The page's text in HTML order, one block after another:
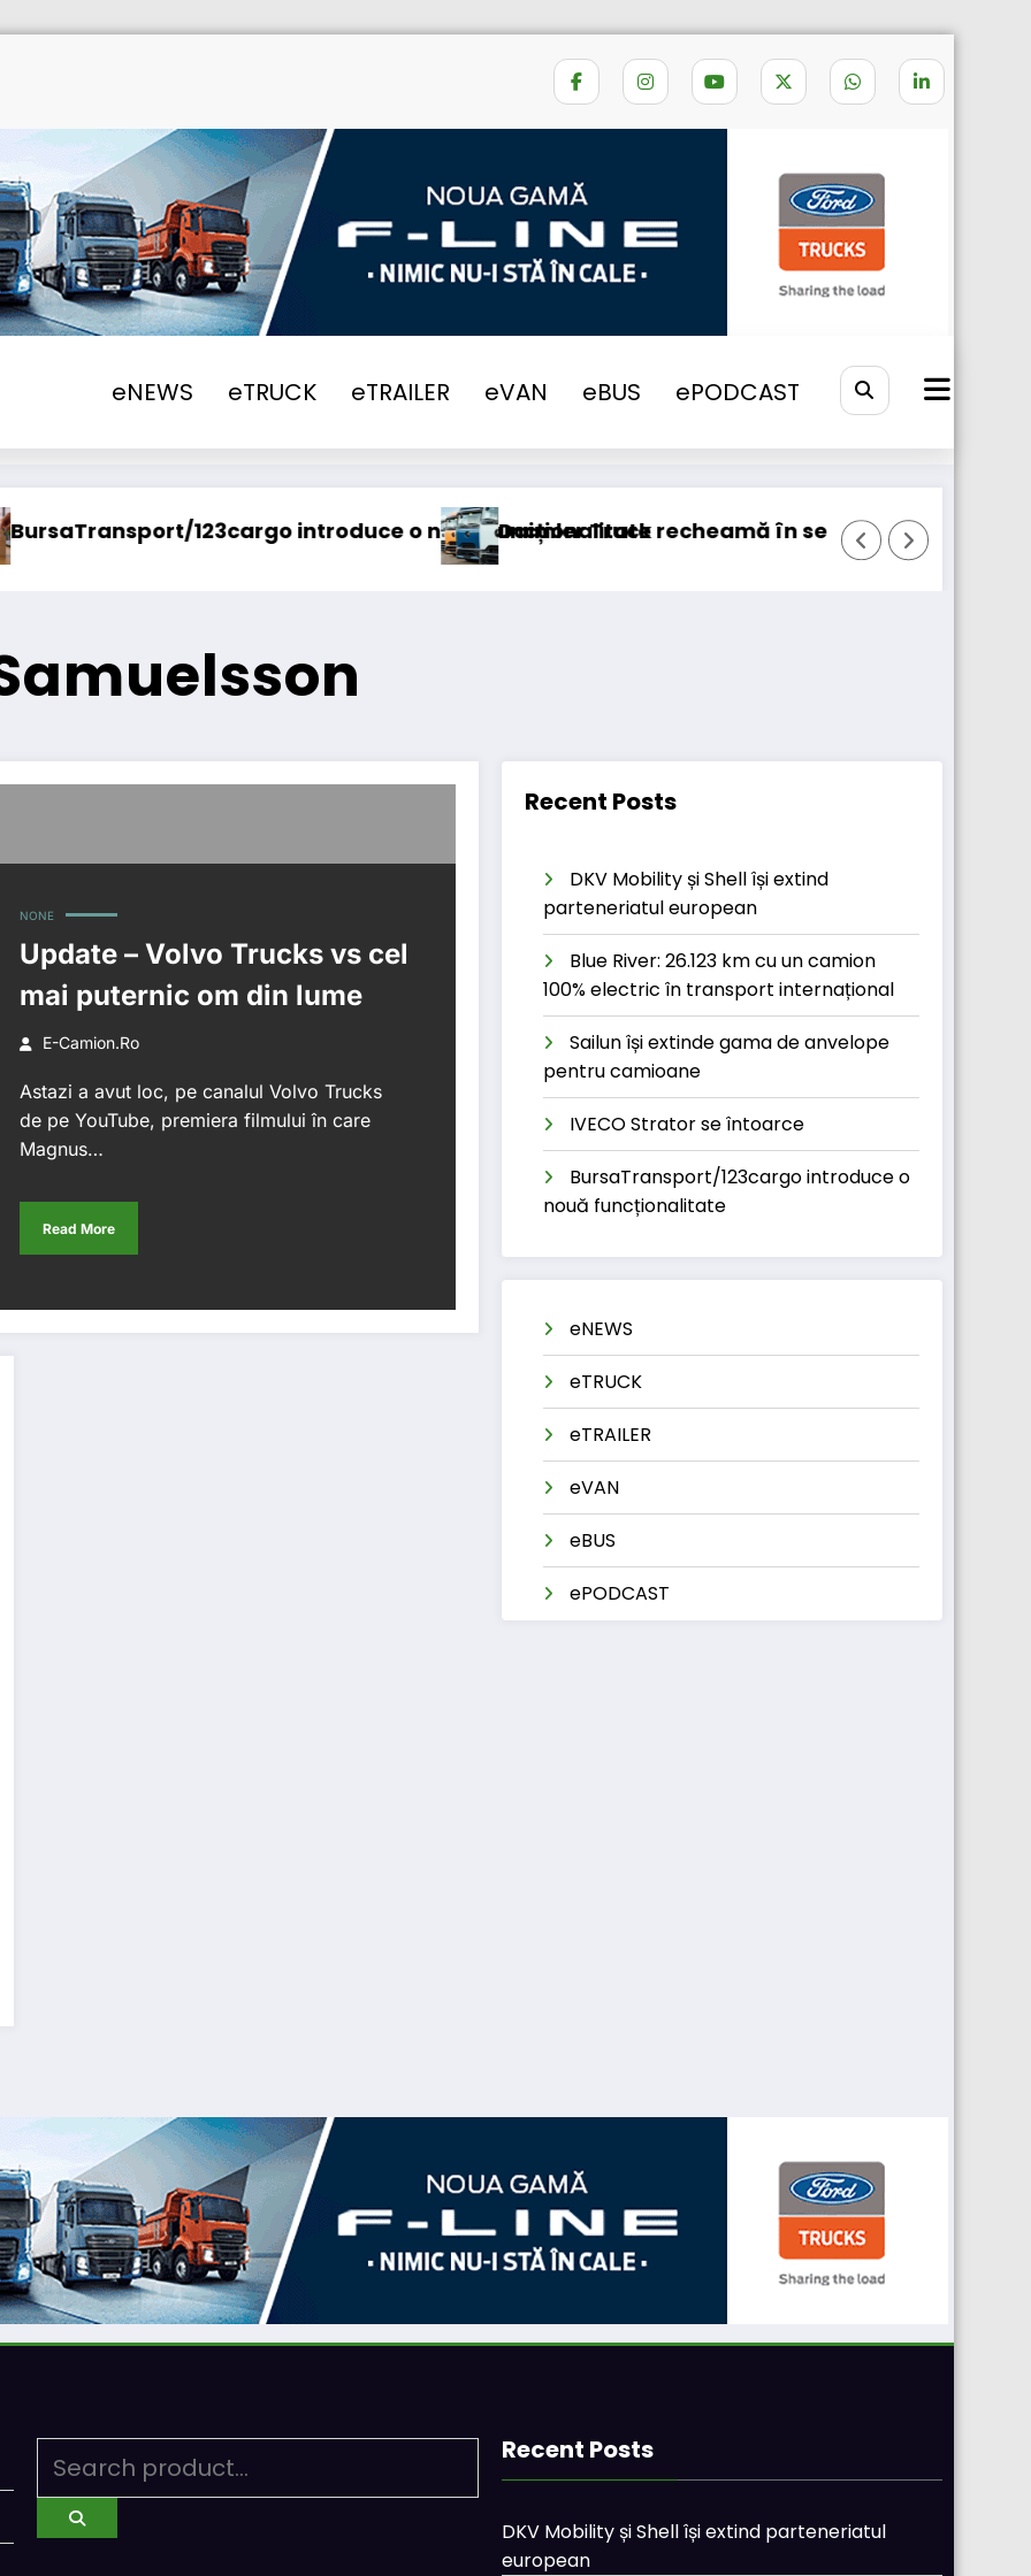
eNEWS eTRUCK eTRAILER eVAN eBUS ePODCAST
Magnus Samuelsson
123cargo introduce o nouă funcționalitateDaimler Truck recheamă în service peste 131.000 de camioane
DKV Mobility
NONE
Update – Volvo Trucks vs cel
mai puternic om din lume
E-Camion.ro
Astazi a avut loc, pe canalul Volvo Trucks
de pe YouTube, premiera filmului în care
Magnus…
Read More
Recent Posts
DKV Mobility și Shell își extind
parteneriatul european
Blue River: 26.123 km cu un camion
100% electric în transport internațional
Sailun își extinde gama de anvelope
pentru camioane
IVECO Strator se întoarce
BursaTransport/123cargo introduce o
nouă funcționalitate
eNEWS
eTRUCK
eTRAILER
eVAN
eBUS
ePODCAST
Recent Posts
DKV Mobility și Shell își extind parteneriatul
european